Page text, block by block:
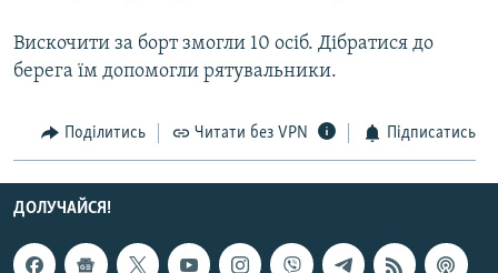
ФОТО
ПОДКАСТИ
РУС
УКР
Вискочити за борт змогли 10 осіб. Дібратися до
берега їм допомогли рятувальники.
Поділитись Читати без VPN Підписатись
ДОЛУЧАЙСЯ!